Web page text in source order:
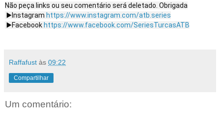
Não peça links ou seu comentário será deletado. Obrigada
▶️Instagram https://www.instagram.com/atb.series
▶️Facebook https://www.facebook.com/SeriesTurcasATB
Raffafust às 09:22
Compartilhar
Um comentário: